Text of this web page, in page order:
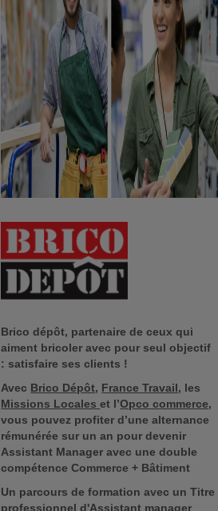
Brico dépôt, partenaire de ceux qui
aiment bricoler avec pour seul objectif
: satisfaire ses clients !
Avec Brico Dépôt, France Travail, les
Missions Localeset l’Opco commerce,
vous pouvez profiter d’une alternance
rémunérée sur un an pour devenir
Assistant Manager avec une double
compétence Commerce + Bâtiment
Un parcours de formation avec un Titre
professionnel d'Assistant manager